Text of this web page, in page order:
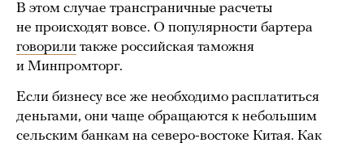
В этом случае трансграничные расчеты
не происходят вовсе. О популярности бартера
говорили также российская таможня
и Минпромторг.
Если бизнесу все же необходимо расплатиться
деньгами, они чаще обращаются к небольшим
сельским банкам на северо-востоке Китая. Как